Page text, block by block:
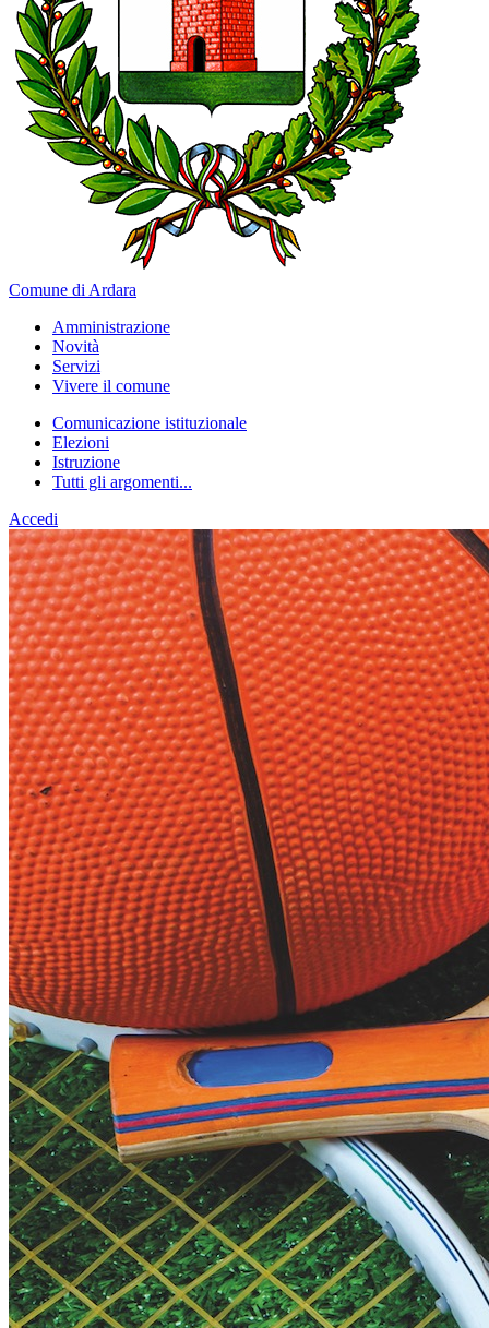
Comune di Ardara
Amministrazione
Novità
Servizi
Vivere il comune
Comunicazione istituzionale
Elezioni
Istruzione
Tutti gli argomenti...
Accedi